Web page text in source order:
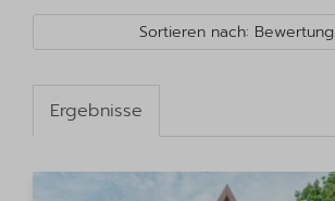
Sortieren nach: Bewertung
Ergebnisse